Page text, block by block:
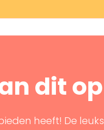
dit
heeft! De